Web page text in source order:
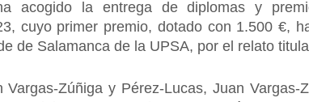
acogido la entrega de diplomas y
cuyo primer premio, dotado con 1.500 €,
de Salamanca de la UPSA, por el relato
Zúñiga y Pérez-Lucas, Juan